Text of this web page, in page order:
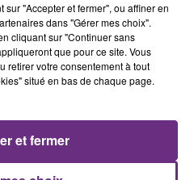
0h45
0h45
"Accepter et fermer", ou affiner en
dans "Gérer mes choix".
cliquant sur "Continuer sans
que pour ce site. Vous
retirer votre consentement à tout
situé en bas de chaque page.
et fermer